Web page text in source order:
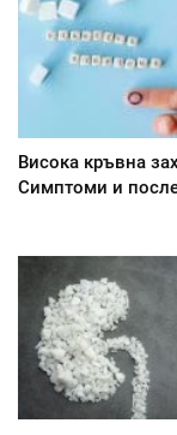
Висока кръвна
Симптоми и